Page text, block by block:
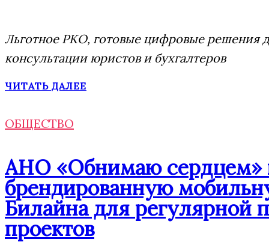
Льготное РКО, готовые цифровые решения
консультации юристов и бухгалтеров
ЧИТАТЬ ДАЛЕЕ
ОБЩЕСТВО
АНО «Обнимаю сердцем»
брендированную
Билайна для регулярной
проектов